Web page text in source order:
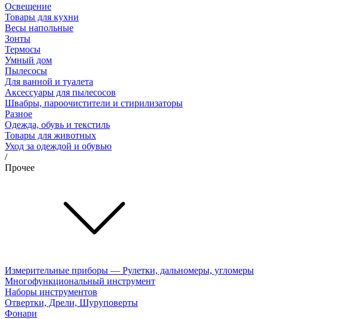
Освещение
Товары для кухни
Весы напольные
Зонты
Термосы
Умный дом
Пылесосы
Для ванной и туалета
Аксессуары для пылесосов
Швабры, пароочистители и стирилизаторы
Разное
Одежда, обувь и текстиль
Товары для животных
Уход за одеждой и обувью
/
Прочее
Измерительные приборы — Рулетки, дальномеры, угломеры
Многофункциональный инструмент
Наборы инструментов
Отвертки, Дрели, Шуруповерты
Фонари